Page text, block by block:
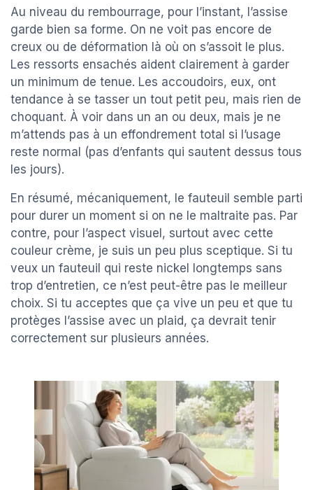
Au niveau du rembourrage, pour l’instant, l’assise
garde bien sa forme. On ne voit pas encore de
creux ou de déformation là où on s’assoit le plus.
Les ressorts ensachés aident clairement à garder
un minimum de tenue. Les accoudoirs, eux, ont
tendance à se tasser un tout petit peu, mais rien de
choquant. À voir dans un an ou deux, mais je ne
m’attends pas à un effondrement total si l’usage
reste normal (pas d’enfants qui sautent dessus tous
les jours).
En résumé, mécaniquement, le fauteuil semble parti
pour durer un moment si on ne le maltraite pas. Par
contre, pour l’aspect visuel, surtout avec cette
couleur crème, je suis un peu plus sceptique. Si tu
veux un fauteuil qui reste nickel longtemps sans
trop d’entretien, ce n’est peut-être pas le meilleur
choix. Si tu acceptes que ça vive un peu et que tu
protèges l’assise avec un plaid, ça devrait tenir
correctement sur plusieurs années.